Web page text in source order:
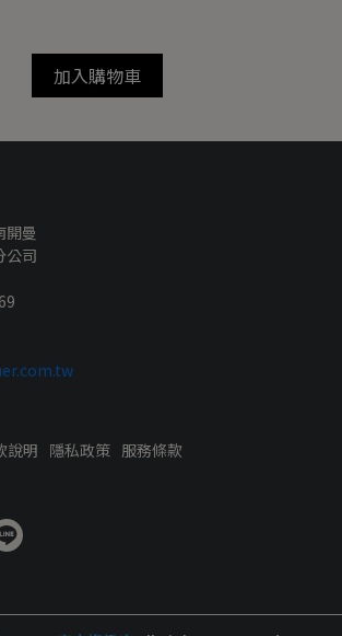
加入購物車
開曼
公司
說明 隱私政策 服務條款